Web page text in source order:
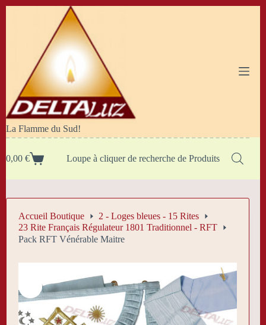
La Flamme du Sud!
Panier
0,00 € Loupe à cliquer de recherche de Produits
Accueil Boutique
2 - Loges bleues - 15 Rites
23 Rite Français Régulateur 1801 Traditionnel - RFT
Pack RFT Vénérable Maitre